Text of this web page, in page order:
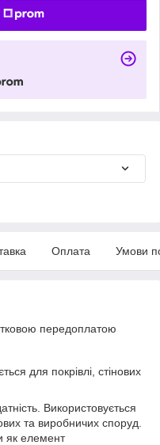
Оплата Умови
передоплатою
для покрівлі, стінових
Використовується
та виробничих споруд.
як елемент